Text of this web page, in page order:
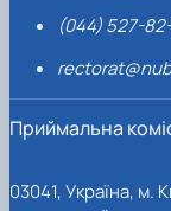
(044) 527-
Приймальна
03041, Україна, м.